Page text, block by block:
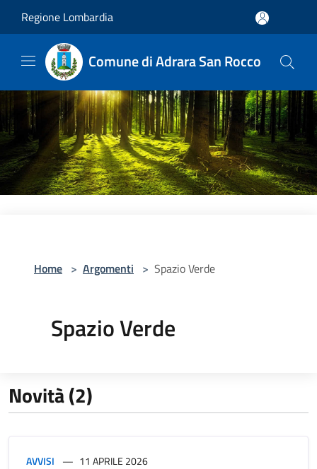
Regione Lombardia
Comune di Adrara San Rocco
Home > Argomenti > Spazio Verde
Spazio Verde
Novità (2)
AVVISI 11 APRILE 2026